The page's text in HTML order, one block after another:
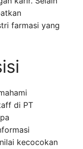
farmasi yang
di PT
kecocokan